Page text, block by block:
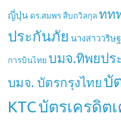
ญี่ปุ่น ดร.สมพร สืบถวิลกุล ทท
ประกันภัย นางสาววริ
การบินไทย บมจ.ทิพยปร
บมจ. บัตรกรุงไทย บั
KTCบัตรเครดิต